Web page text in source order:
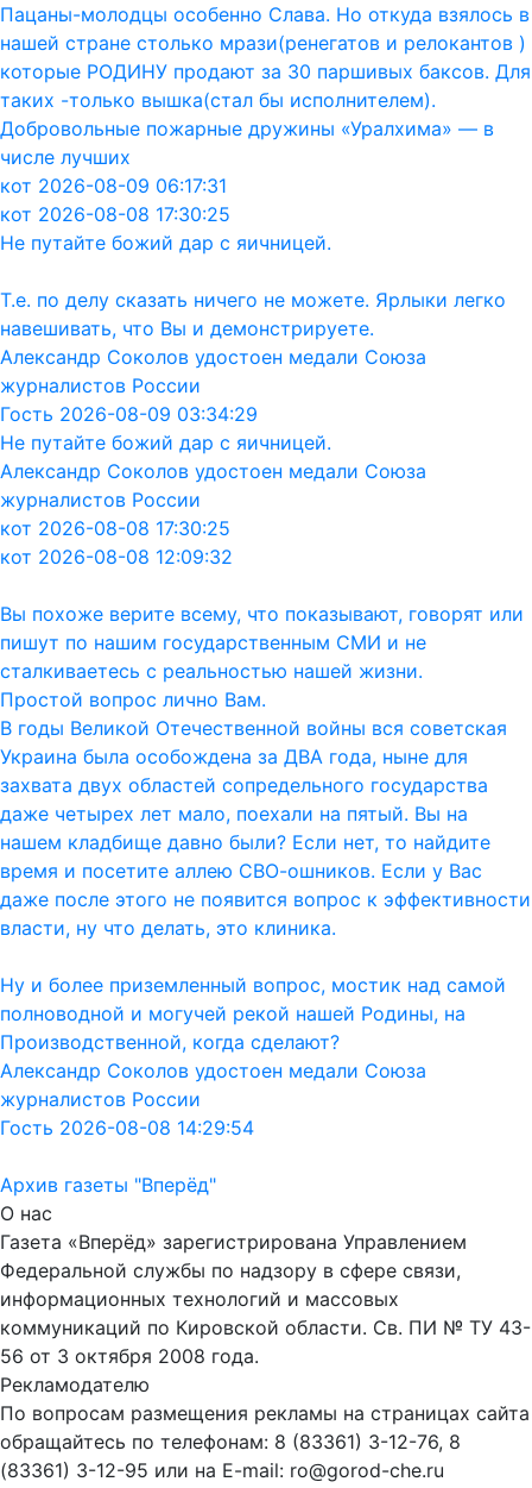
Пацаны-молодцы особенно Слава. Но откуда взялось в
нашей стране столько мрази(ренегатов и релокантов )
которые РОДИНУ продают за 30 паршивых баксов. Для
таких -только вышка(стал бы исполнителем).
Добровольные пожарные дружины «Уралхима» — в
числе лучших
кот 2026-08-09 06:17:31
кот 2026-08-08 17:30:25
Не путайте божий дар с яичницей.
Т.е. по делу сказать ничего не можете. Ярлыки легко
навешивать, что Вы и демонстрируете.
Александр Соколов удостоен медали Союза
журналистов России
Гость 2026-08-09 03:34:29
Не путайте божий дар с яичницей.
Александр Соколов удостоен медали Союза
журналистов России
кот 2026-08-08 17:30:25
кот 2026-08-08 12:09:32
Вы похоже верите всему, что показывают, говорят или
пишут по нашим государственным СМИ и не
сталкиваетесь с реальностью нашей жизни.
Простой вопрос лично Вам.
В годы Великой Отечественной войны вся советская
Украина была особождена за ДВА года, ныне для
захвата двух областей сопредельного государства
даже четырех лет мало, поехали на пятый. Вы на
нашем кладбище давно были? Если нет, то найдите
время и посетите аллею СВО-ошников. Если у Вас
даже после этого не появится вопрос к эффективности
власти, ну что делать, это клиника.
Ну и более приземленный вопрос, мостик над самой
полноводной и могучей рекой нашей Родины, на
Производственной, когда сделают?
Александр Соколов удостоен медали Союза
журналистов России
Гость 2026-08-08 14:29:54
Архив газеты "Вперёд"
О нас
Газета «Вперёд» зарегистрирована Управлением
Федеральной службы по надзору в сфере связи,
информационных технологий и массовых
коммуникаций по Кировской области. Св. ПИ № ТУ 43-
56 от 3 октября 2008 года.
Рекламодателю
По вопросам размещения рекламы на страницах сайта
обращайтесь по телефонам: 8 (83361) 3-12-76, 8
(83361) 3-12-95 или на E-mail: ro@gorod-che.ru